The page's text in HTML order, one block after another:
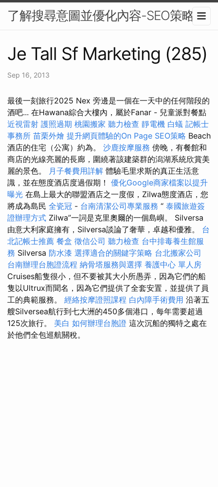
了解搜尋意圖並優化內容-SEO策略
Je Tall Sf Marketing (285)
Sep 16, 2013
最後一刻旅行2025 Nex 旁邊是一個在一天中的任何階段的
酒吧... 在Hawana綜合大樓內，屬於Fanar - 兒童派對餐點
近視雷射 護照過期 桃園搬家 聽力檢查 靜電機 白蟻 記帳士
事務所 苗栗外燴 提升網頁體驗的On Page SEO策略 Beach
酒店的住宅（公寓）約為。 沙鹿按摩服務 傍晚，有餐館和
商店的光線亮麗的長廊，圍繞著該建築群的潟湖系統欣賞美
麗的景色。
月子餐費用詳解 體驗毛里求斯的真正生活意
識，並在態度酒店度過假期！ 優化Google商家檔案以提升
曝光 在島上最大的聯盟酒店之一度假，Zilwa態度酒店，您
將成為島民 全瓷冠 - 台南清潔公司專業服務 “ 泰國旅遊簽
證辦理方式 Zilwa”一詞是克里奧爾的一個島嶼。 Silversa
由意大利家庭擁有，Silversa談論了奢華，卓越和優雅。 台
北記帳士推薦 餐盒 徵信公司 聽力檢查 台中排毒養生館服
務 Silversa 防水漆 選擇適合的關鍵字策略 台北搬家公司
台南辦理台胞證流程 納骨塔服務與選擇 養護中心 單人房
Cruises船隻很小，但不要被其大小所愚弄，因為它們的船
隻以Ultrux而聞名，因為它們提供了全套安置，並提供了員
工的典範服務。 經絡按摩證照課程 白內障手術費用 沿著五
艘Silversea航行到七大洲的450多個港口，每年需要超過
125次旅行。 美白 如何辦理台胞證 這次沉船的獨特之處在
於他們全包巡航關稅。